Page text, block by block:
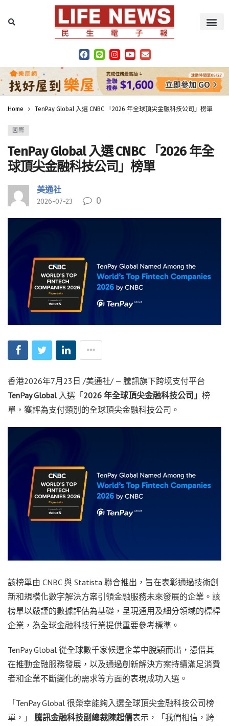
Home TenPay Global 入選 CNBC 「2026 年全球頂尖金融科技公司」榜單
國際
TenPay Global 入選 CNBC 「2026 年全
球頂尖金融科技公司」榜單
美通社
2026-07-23 0
香港2026年7月23日 /美通社/ — 騰訊旗下跨境支付平台
TenPay Global 入選「2026 年全球頂尖金融科技公司」 榜
單，獲評為支付類別的全球頂尖金融科技公司。
該榜單由 CNBC與 Statista 聯合推出，旨在表彰通過技術創
新和規模化數字解決方案引領金融服務未來發展的企業。該
榜單以嚴謹的數據評估為基礎，呈現通用及細分領域的標桿
企業，為全球金融科技行業提供重要參考標準。
TenPay Global 從全球數千家候選企業中脫穎而出，憑借其
在推動金融服務發展，以及通過創新解決方案持續滿足消費
者和企業不斷變化的需求等方面的表現成功入選。
「 TenPay Global 很榮幸能夠入選全球頂尖金融科技公司榜
單，」 騰訊金融科技副總裁陳起儒表示，「我們相信，跨